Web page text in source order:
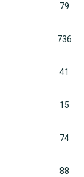
79
736
41
15
74
88